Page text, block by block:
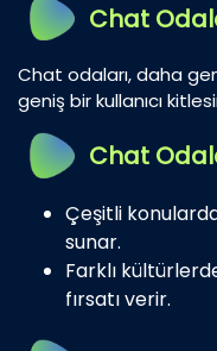
Chat
Chat odaları, daha
geniş bir kullanıcı
Chat
Çeşitli
sunar.
Farklı
fırsatı verir.